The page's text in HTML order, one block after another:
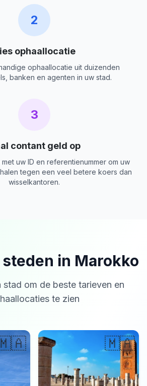
2
ophaallocatie
ophaallocatie uit duizenden
banken en agenten in uw stad.
3
contant geld op
uw ID en referentienummer om uw
tegen een veel betere koers dan
wisselkantoren.
in Marokko
stad om de beste tarieven en
te zien
🇲🇦